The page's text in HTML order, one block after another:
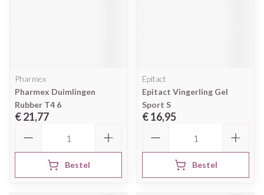
Pharmex
Pharmex Duimlingen
Rubber T4 6
€ 21,77
Bestel
Epitact
Epitact Vingerling Gel
Sport S
€ 16,95
Bestel